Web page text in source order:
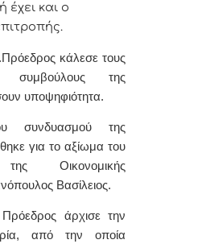
και ο
κάλεσε τους
συμβούλους της
υποψηφιότητα.
συνδυασμού της
για το αξίωμα του
της Οικονομικής
Βασίλειος.
άρχισε την
από την οποία